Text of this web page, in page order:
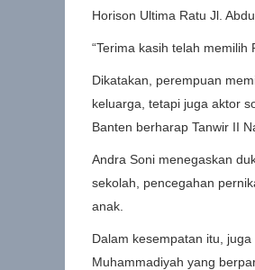
Horison Ultima Ratu Jl.
“Terima kasih telah memilih
Dikatakan, perempuan
keluarga, tetapi juga aktor
Banten berharap Tanwir II
Andra Soni menegaskan
sekolah, pencegahan
anak.
Dalam kesempatan itu,
Muhammadiyah yang